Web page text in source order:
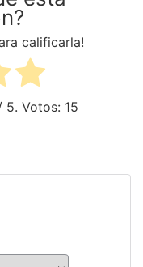
calificarla!
5. Votos: 15